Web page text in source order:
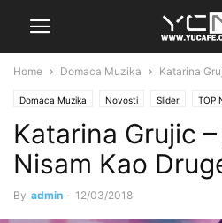
Home Domaca Muzika Katarina
Domaca Muzika Novosti Slider TOP
Katarina Grujic
Nisam Kao
By admin - 12/03/2018